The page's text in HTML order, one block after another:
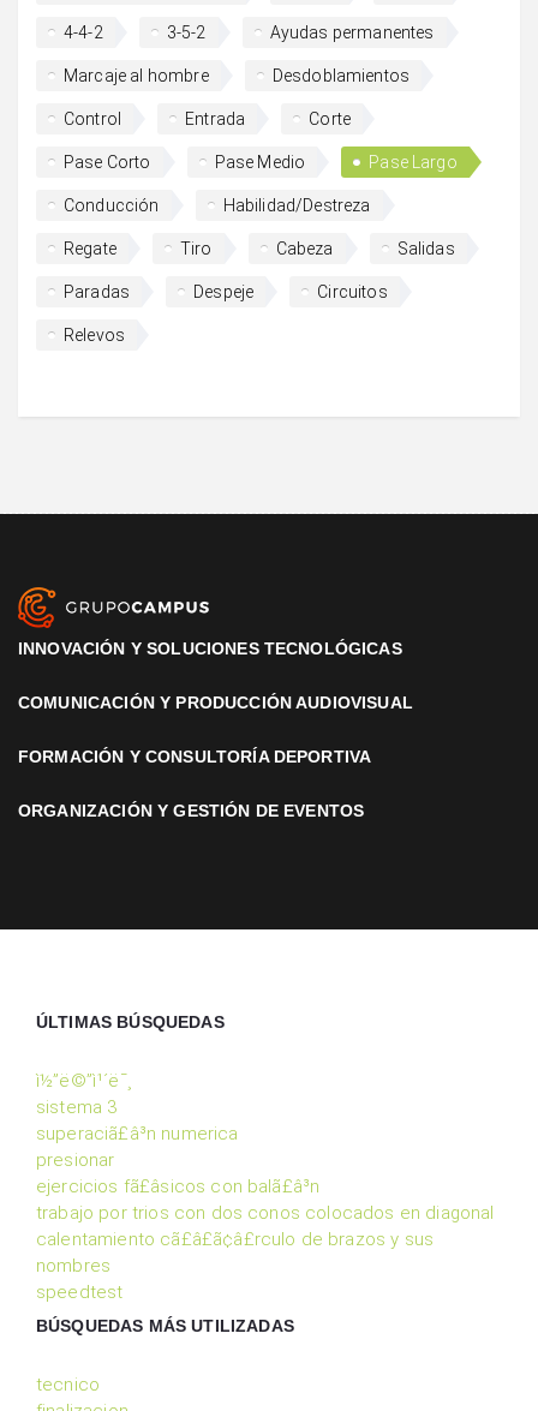
4-4-2 3-5-2 Ayudas permanentes
Marcaje al hombre Desdoblamientos
Control Entrada Corte
Pase Corto Pase Medio Pase Largo
Conducción Habilidad/Destreza
Regate Tiro Cabeza Salidas
Paradas Despeje Circuitos
Relevos
INNOVACIÓN Y SOLUCIONES TECNOLÓGICAS
COMUNICACIÓN Y PRODUCCIÓN AUDIOVISUAL
FORMACIÓN Y CONSULTORÍA DEPORTIVA
ORGANIZACIÓN Y GESTIÓN DE EVENTOS
ÚLTIMAS BÚSQUEDAS
ì½”ë©”ì¹´ë¯¸
sistema 3
superaciã£â³n numerica
presionar
ejercicios fã£â­sicos con balã£â³n
trabajo por trios con dos conos colocados en diagonal
calentamiento cã£â£ã¢â£rculo de brazos y sus
nombres
speedtest
BÚSQUEDAS MÁS UTILIZADAS
tecnico